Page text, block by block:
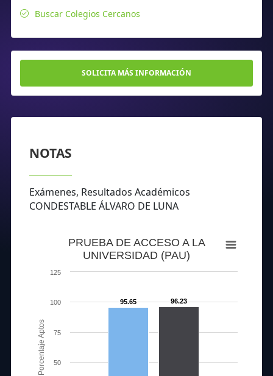
Buscar Colegios Cercanos
SOLICITA MÁS INFORMACIÓN
NOTAS
Exámenes, Resultados Académicos
CONDESTABLE ÁLVARO DE LUNA
Porcentaje Aptos
PRUEBA DE ACCESO A LA
UNIVERSIDAD (PAU)
95.65 96.23
50
75
100
125